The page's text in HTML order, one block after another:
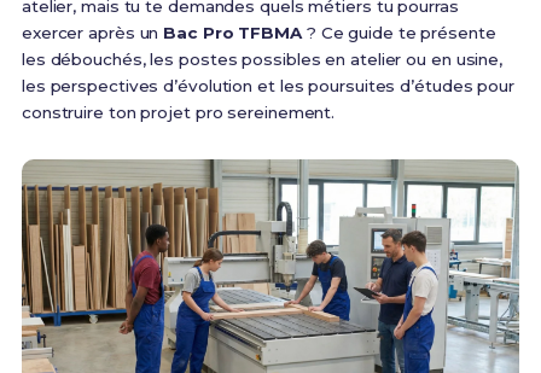
atelier, mais tu te demandes quels métiers tu pourras
exercer après un Bac Pro TFBMA? Ce guide te présente
les débouchés, les postes possibles en atelier ou en usine,
les perspectives d’évolution et les poursuites d’études pour
construire ton projet pro sereinement.